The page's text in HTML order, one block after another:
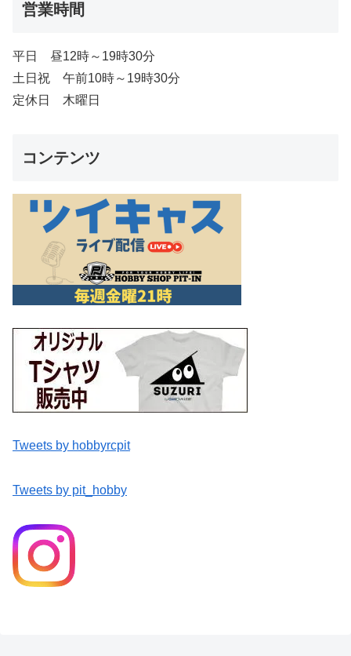
営業時間
平日 昼12時～19時30分
土日祝 午前10時～19時30分
定休日 木曜日
コンテンツ
Tweets by hobbyrcpit
Tweets by pit_hobby